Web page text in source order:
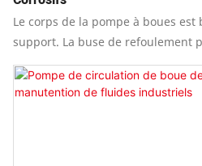
Le corps de la pompe à boues
support. La buse de refoulement
huit positions différentes, par
s'adapter à la configuration des
faciliter les raccordements multi-